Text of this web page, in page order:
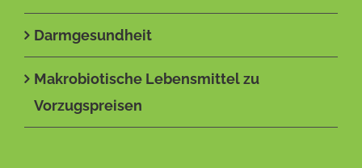
Darmgesundheit
Makrobiotische Lebensmittel zu
Vorzugspreisen